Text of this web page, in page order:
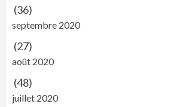
(36)
septembre 2020
(27)
août 2020
(48)
juillet 2020